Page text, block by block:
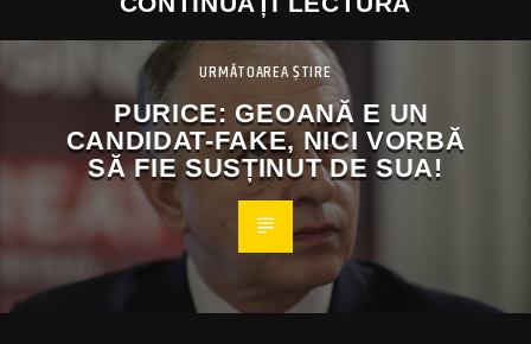
URMĂTOAREA ȘTIRE
PURICE: GEOANĂ E UN
CANDIDAT-FAKE, NICI VORBĂ
SĂ FIE SUSȚINUT DE SUA!